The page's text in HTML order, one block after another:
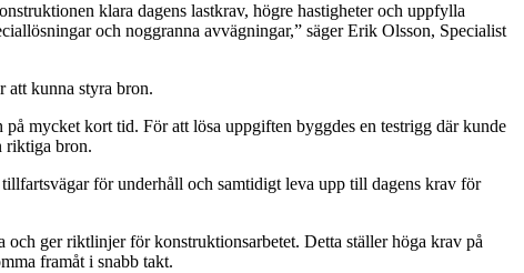
klara dagens lastkrav, högre hastigheter och uppfylla
och noggranna avvägningar,” säger Erik Olsson, Specialist
att kunna styra bron.
mycket kort tid. För att lösa uppgiften byggdes en testrigg där kunde
riktiga bron.
för underhåll och samtidigt leva upp till dagens krav för
ger riktlinjer för konstruktionsarbetet. Detta ställer höga krav på
framåt i snabb takt.